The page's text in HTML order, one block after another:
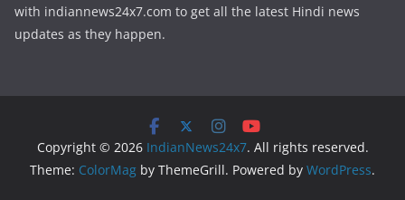
with indiannews24x7.com to get all the latest Hindi news
updates as they happen.
Copyright © 2026 IndianNews24x7. All rights reserved.
Theme: ColorMag by ThemeGrill. Powered by WordPress.